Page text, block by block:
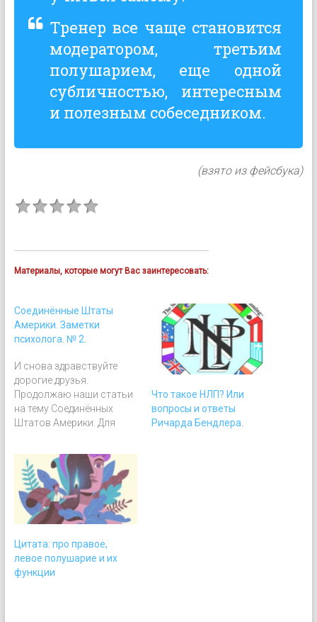
Тренер все чаще становится
модератором, третьим
полушарием, еще одной
субличностью, интересным
и полезным собеседником.
(взято из фейсбука)
Материалы, которые могут Вас заинтересовать:
Соединённые Штаты
Америки. Заметки
психолога. № 2.
И снова здравствуйте
дорогие друзья.
Продолжаю наши статьи
на тему Соединённых
Штатов Америки. Для
страна представляет
массу интересного
поэтому ещё кое-чем я
хочу поделиться. Страна,
где было придумано
направлений
современной
психологии, приборов,
Что такое НЛП? Или
вопросы и ответы
Ричарда Бендлера.
Цитата: про правое,
левое полушарие и их
функции